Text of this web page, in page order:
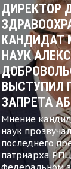
ДИРЕКТОР
КАНДИДАТ
НАУК
ВЫСТУПИЛ
ЗАПРЕТА
Мнение
наук
последнего
патриарха